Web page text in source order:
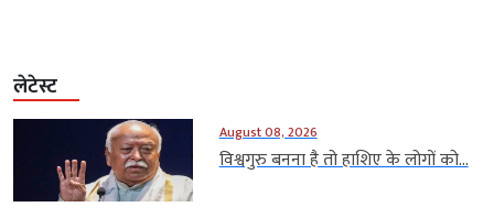
लेटेस्ट
August 08, 2026
विश्वगुरु बनना है तो हाशिए के लोगों को...